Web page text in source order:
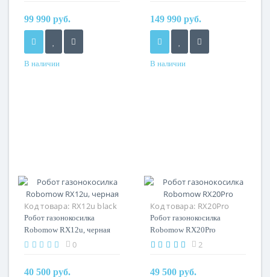
99 990 руб.
В наличии
149 990 руб.
В наличии
Код товара: RX12u black
Робот газонокосилка
Robomow RX12u, черная
0
40 500 руб.
Код товара: RX20Pro
Робот газонокосилка
Robomow RX20Pro
2
49 500 руб.